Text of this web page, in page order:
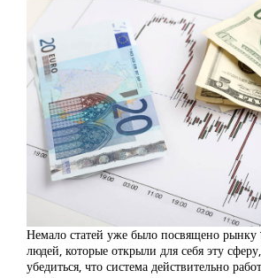
Немало статей уже было посвящено
людей, которые открыли для себя эту
убедиться, что система действительно